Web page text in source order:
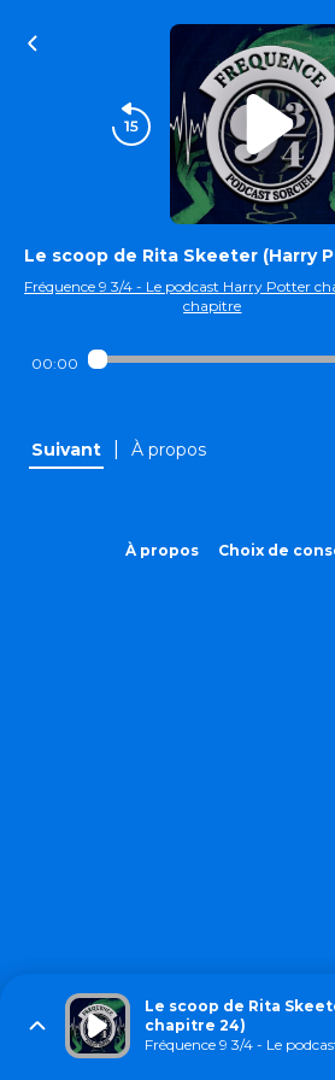
Le scoop de Rita Skeeter (Harry
Fréquence 9 3/4 - Le podcast Harry Potter
chapitre
00:00
Suivant À propos
À propos Choix de
Le scoop de Rita
chapitre 24)